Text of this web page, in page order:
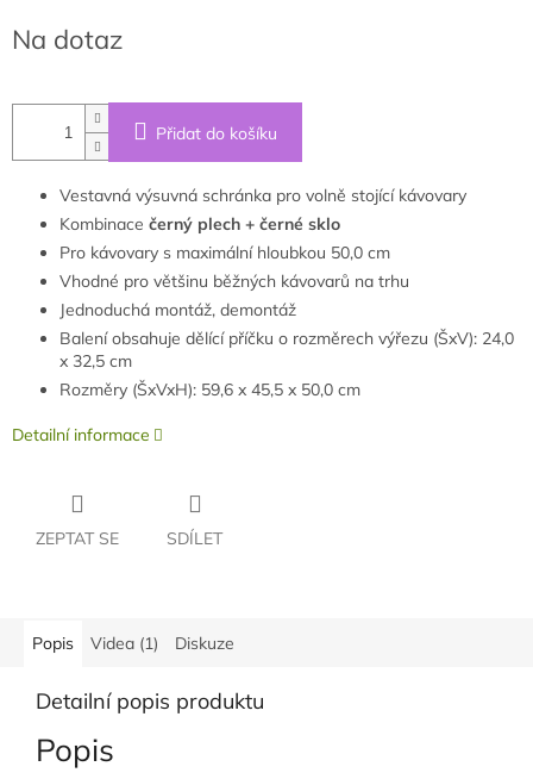
cena:
Na dotaz
Přidat do košíku
Vestavná výsuvná schránka pro volně stojící kávovary
Kombinace černý plech + černé sklo
Pro kávovary s maximální hloubkou 50,0 cm
Vhodné pro většinu běžných kávovarů na trhu
Jednoduchá montáž, demontáž
Balení obsahuje dělící příčku o rozměrech výřezu (ŠxV): 24,0
x 32,5 cm
Rozměry (ŠxVxH): 59,6 x 45,5 x 50,0 cm
Detailní informace
ZEPTAT SE SDÍLET
Popis Videa (1) Diskuze
Detailní popis produktu
Popis